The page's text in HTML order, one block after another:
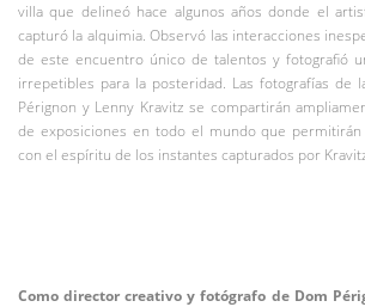
villa que delineó hace algunos años donde el
capturó la alquimia. Observó las interacciones
de este encuentro único de talentos y fotografió
irrepetibles para la posteridad. Las fotografías de
Pérignon y Lenny Kravitz se compartirán
de exposiciones en todo el mundo que
con el espíritu de los instantes capturados por
Como director creativo y fotógrafo de Dom